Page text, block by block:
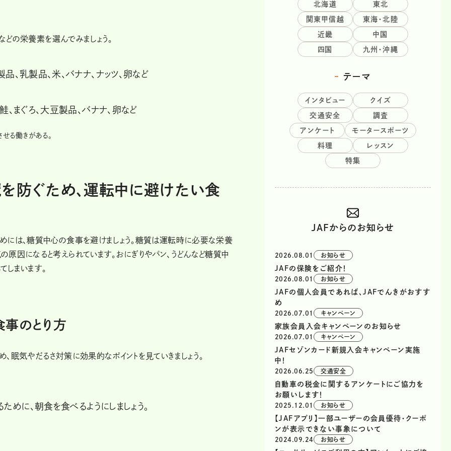
どの栄養素を選んでみましょう。
、乳製品、米、バナナ、ナッツ、卵など
まぐろ、大豆製品、バナナ、卵など
る働きがある。
防ぐため、運転中に避けたい食
には、糖質中心の食事を避けましょう。糖質は運転時に必要な栄養
因になると考えられています。おにぎりやパン、うどんなど糖質中
まいます。
事のとり方
眠気やだるさ対策に効果的なポイントを見ていきましょう。
に、朝食を食べるようにしましょう。
北海道 東北
関東甲信越 東海・北陸
近畿 中国
四国 九州・沖縄
テーマ
インタビュー クイズ
交通安全 調査
アンケート モータースポーツ
料理 レッスン
特集
JAFからのお知らせ
2026.08.01 お知らせ
JAFの保険をご紹介！
2026.08.01 お知らせ
JAFの個人会員であれば、JAFでんきがおすす
め
2026.07.01 キャンペーン
家族会員入会キャンペーンのお知らせ
2026.07.01 キャンペーン
JAFセゾンカード新規入会キャンペーン実施
中！
2026.06.25 交通安全
自動車の税金に関するアンケートにご協力を
お願いします！
2025.12.01 お知らせ
【JAFアプリ】一部ユーザーの会員優待・クーポ
ンが表示できない事象について
2024.09.24 お知らせ